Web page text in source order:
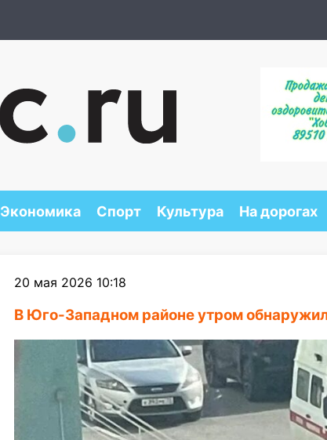
Экономика Спорт Культура На дорогах
20 мая 2026 10:18
В Юго-Западном районе утром